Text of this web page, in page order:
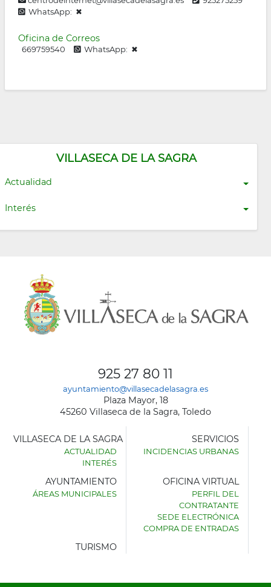
VILLASECA DE LA SAGRA
Actualidad
Interés
WhatsApp: ✖
Oficina de Correos
669759540 WhatsApp: ✖
925 27 80 11
ayuntamiento@villasecadelasagra.es
Plaza Mayor, 18
45260 Villaseca de la Sagra, Toledo
AYUNTAMIENTO
VILLASECA DE LA SAGRA
ACTUALIDAD
INTERÉS
SERVICIOS
INCIDENCIAS URBANAS
AYUNTAMIENTO
ÁREAS MUNICIPALES
OFICINA VIRTUAL
PERFIL DEL
CONTRATANTE
SEDE ELECTRÓNICA
COMPRA DE ENTRADAS
TURISMO